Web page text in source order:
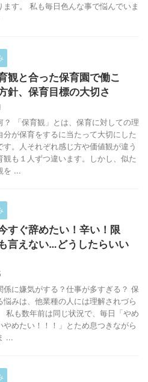
ます。 私も毎日色んな事で悩んでいま
観と合った保育園で働こ
針、保育目標の大切さ
？ 「保育観」とは、保育に対しての理
分が保育をするに当たって大切にした
す。人それぞれ感じ方や価値観が違う
観も１人ずつ違います。しかし、似た
を ...
すぐ辞めたい！辛い！限
言えない…どうしたらいい
係に嫌気がする？仕事が多すぎる？ 保
悩みは、他業種の人には理解されづら
私も数年前は同じ状況で、毎日「やめ
やめたい！！！」とため息つきながら
...